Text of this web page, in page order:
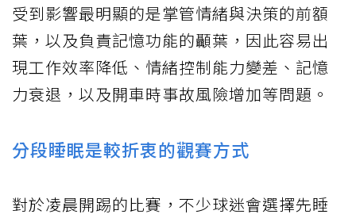
受到影響最明顯的是掌管情緒與決策的前額
葉，以及負責記憶功能的顳葉，因此容易出
現工作效率降低、情緒控制能力變差、記憶
力衰退，以及開車時事故風險增加等問題。
分段睡眠是較折衷的觀賽方式
對於凌晨開踢的比賽，不少球迷會選擇先睡